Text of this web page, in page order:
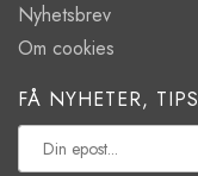
Nyhetsbrev
Om cookies
FÅ NYHETER,